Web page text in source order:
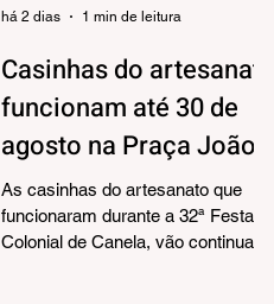
Casinhas do artesanato
funcionam até 30 de
agosto na Praça João
Corrêa
As casinhas do artesanato que
funcionaram durante a 32ª Festa
Colonial de Canela, vão continuar
há 2 dias 1 min de leitura